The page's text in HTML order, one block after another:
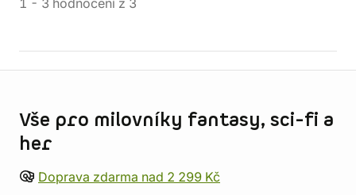
1 - 3 hodnocení z 3
Vše pro milovníky fantasy, sci-fi a
her
Doprava zdarma nad 2 299 Kč